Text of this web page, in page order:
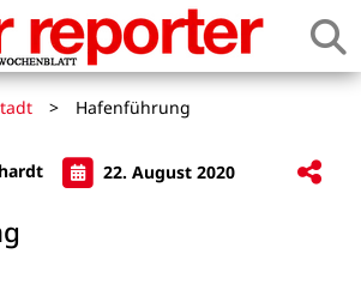
> Hafenführung
22. August 2020